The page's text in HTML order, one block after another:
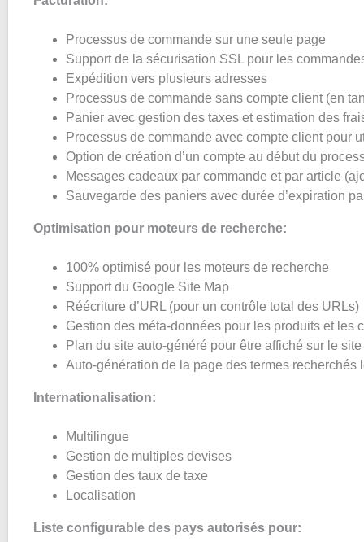
Processus de commande sur une seule page
Support de la sécurisation SSL pour les
Expédition vers plusieurs adresses
Processus de commande sans compte client (en
Panier avec gestion des taxes et estimation des
Processus de commande avec compte client pour
Option de création d’un compte au début du
Messages cadeaux par commande et par article
Sauvegarde des paniers avec durée d’expiration
Optimisation pour moteurs de recherche:
100% optimisé pour les moteurs de recherche
Support du Google Site Map
Réécriture d’URL (pour un contrôle total des URLs)
Gestion des méta-données pour les produits et les
Plan du site auto-généré pour être affiché sur le site
Auto-génération de la page des termes recherchés
Internationalisation:
Multilingue
Gestion de multiples devises
Gestion des taux de taxe
Localisation
Liste configurable des pays autorisés pour: